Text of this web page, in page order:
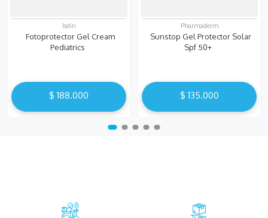
Isdin
Fotoprotector Gel Cream
Pediatrics
$ 188.000
Pharmaderm
Sunstop Gel Protector Solar
Spf 50+
$ 135.000